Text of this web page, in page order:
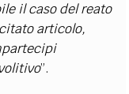
il caso del reato
articolo,
”.